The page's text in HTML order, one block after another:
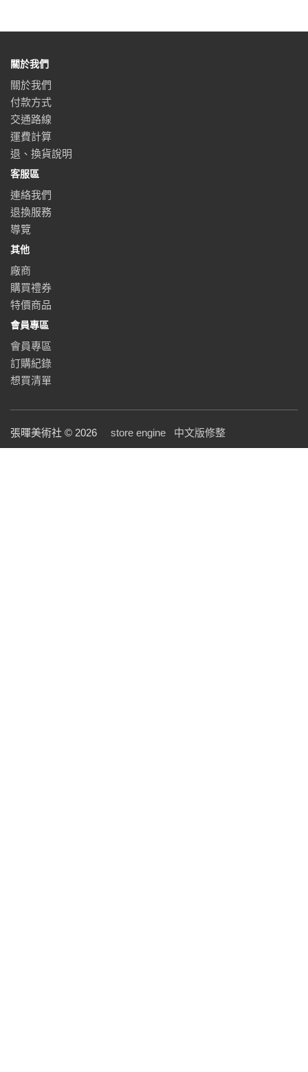
關於我們
關於我們
付款方式
交通路線
運費計算
退、換貨說明
客服區
連絡我們
退換服務
導覽
其他
廠商
購買禮券
特價商品
會員專區
會員專區
訂購紀錄
想買清單
張暉美術社 © 2026 store engine 中文版修整